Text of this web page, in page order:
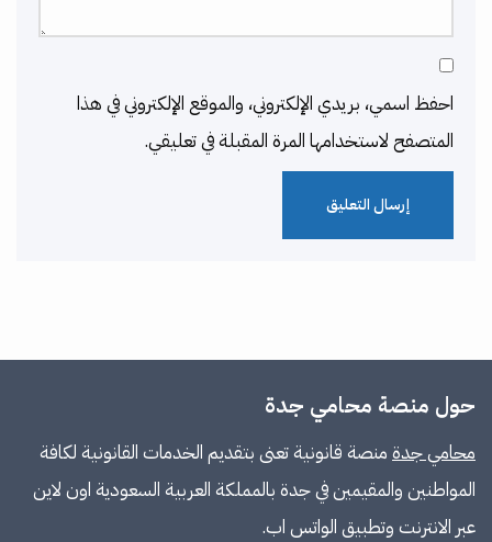
احفظ اسمي، بريدي الإلكتروني، والموقع الإلكتروني في هذا
المتصفح لاستخدامها المرة المقبلة في تعليقي.
حول منصة محامي جدة
محامي جدة منصة قانونية تعنى بتقديم الخدمات القانونية لكافة
المواطنين والمقيمين في جدة بالمملكة العربية السعودية اون لاين
عبر الانترنت وتطبيق الواتس اب.